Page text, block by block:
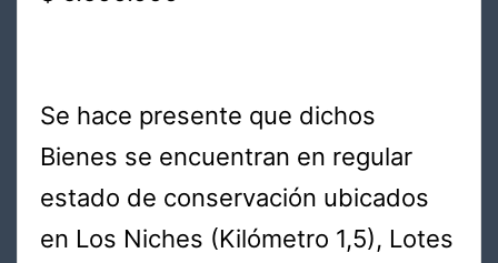
Se hace presente que dichos
Bienes se encuentran en regular
estado de conservación ubicados
en Los Niches (Kilómetro 1,5), Lotes